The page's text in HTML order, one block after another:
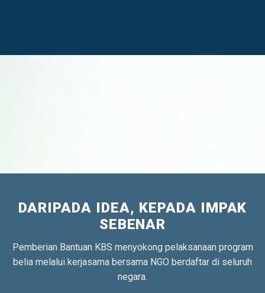
DARIPADA IDEA, KEPADA IMPAK
SEBENAR
Pemberian Bantuan KBS menyokong pelaksanaan program
belia melalui kerjasama bersama NGO berdaftar di seluruh
negara.